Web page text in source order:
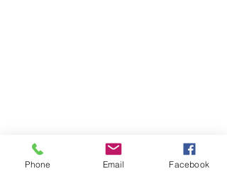
Phone Email Facebook